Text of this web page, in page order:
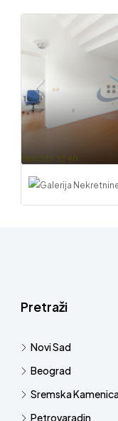
Pretraži
Novi Sad
Beograd
Sremska
Petrovaradin